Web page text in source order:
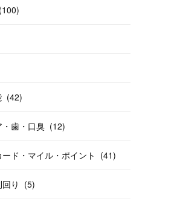
(100)
(42)
歯・口臭 (12)
ド・マイル・ポイント (41)
り (5)